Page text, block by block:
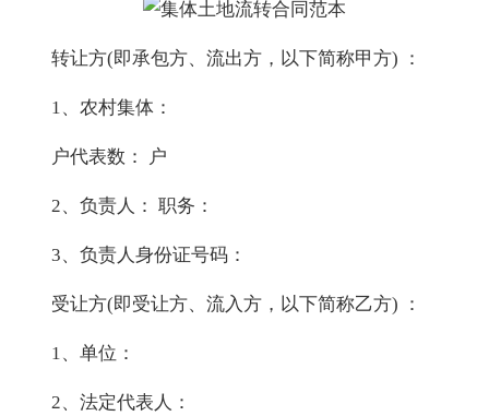
转让方(即承包方、流出方，以下简称甲方) ：
1、农村集体：
户代表数： 户
2、负责人： 职务：
3、负责人身份证号码：
受让方(即受让方、流入方，以下简称乙方) ：
1、单位：
2、法定代表人：